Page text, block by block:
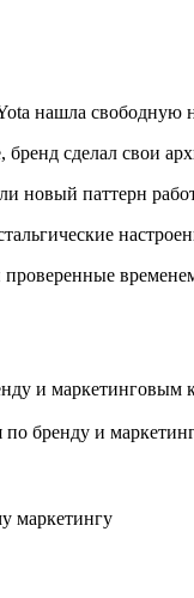
нашла свободную
бренд сделал свои
новый паттерн
и маркетинговым
по бренду и
маркетингу